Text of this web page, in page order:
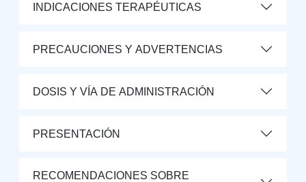
INDICACIONES TERAPÉUTICAS
PRECAUCIONES Y ADVERTENCIAS
DOSIS Y VÍA DE ADMINISTRACIÓN
PRESENTACIÓN
RECOMENDACIONES SOBRE